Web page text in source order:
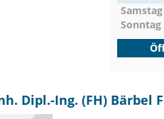
Samstag
Sonntag
Dipl.-Ing. (FH) Bärbel